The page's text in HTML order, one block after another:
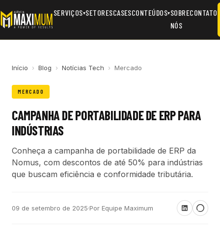
SERVIÇOS▾SETORESCASESCONTEÚDOS▾SOBRE
NÓS
CONTATO
Início › Blog › Notícias Tech › Mercado
MERCADO
CAMPANHA DE PORTABILIDADE DE ERP PARA
INDÚSTRIAS
Conheça a campanha de portabilidade de ERP da
Nomus, com descontos de até 50% para indústrias
que buscam eficiência e conformidade tributária.
09 de setembro de 2025·Por Equipe Maximum